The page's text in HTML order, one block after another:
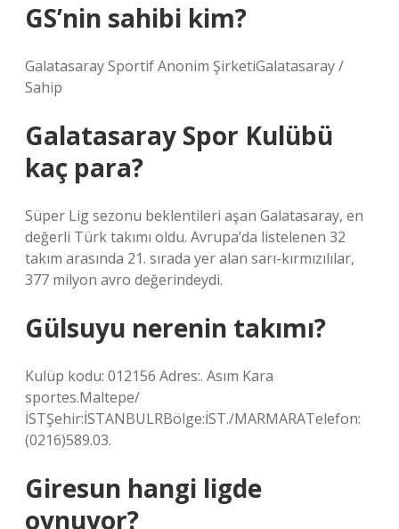
GS’nin sahibi kim?
Galatasaray Sportif Anonim ŞirketiGalatasaray /
Sahip
Galatasaray Spor Kulübü
kaç para?
Süper Lig sezonu beklentileri aşan Galatasaray, en
değerli Türk takımı oldu. Avrupa’da listelenen 32
takım arasında 21. sırada yer alan sarı-kırmızılılar,
377 milyon avro değerindeydi.
Gülsuyu nerenin takımı?
Kulüp kodu: 012156 Adres:. Asım Kara
sportes.Maltepe/
İSTŞehir:İSTANBULRBölge:İST./MARMARATelefon:
(0216)589.03.
Giresun hangi ligde
oynuyor?